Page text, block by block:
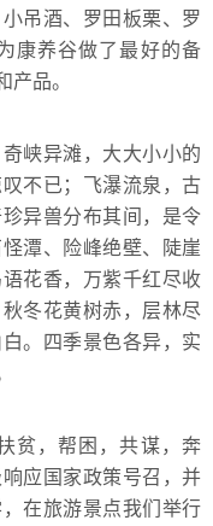
吊酒、罗田板栗、罗
康养谷做了最好的备
产品。
峡异滩，大大小小的
不已；飞瀑流泉，古
异兽分布其间，是令
潭、险峰绝壁、陡崖
花香，万紫千红尽收
冬花黄树赤，层林尽
。四季景色各异，实
，帮困，共谋，奔
应国家政策号召，并
在旅游景点我们举行